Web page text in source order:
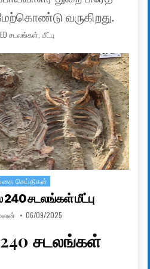
வருகிறது.
சடலங்கள் மீட்பு
in
செய்திகள்
சடலங்கள் மீட்பு
PUBLISHED DATE:
06/09/2025
சடலங்கள்